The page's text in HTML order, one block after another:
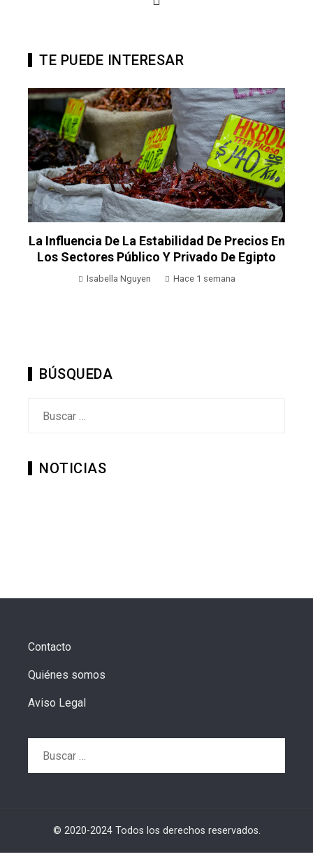
TE PUEDE INTERESAR
La Influencia De La Estabilidad De Precios En
Los Sectores Público Y Privado De Egipto
Isabella Nguyen Hace 1 semana
BÚSQUEDA
NOTICIAS
Contacto
Quiénes somos
Aviso Legal
© 2020-2024 Todos los derechos reservados.